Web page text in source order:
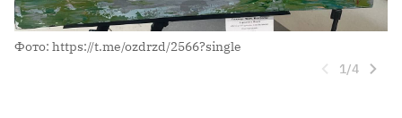
Фото: https://t.me/ozdrzd/2566?single
1/4